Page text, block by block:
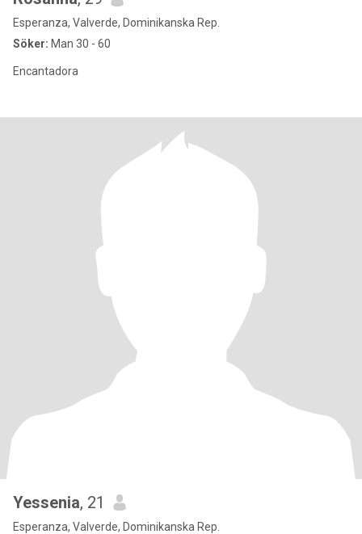
Esperanza, Valverde, Dominikanska Rep.
Söker: Man 30 - 60
Encantadora
Yessenia, 21
Esperanza, Valverde, Dominikanska Rep.